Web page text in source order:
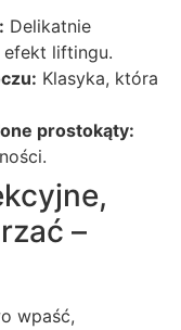
Delikatnie
efekt liftingu.
Klasyka, która
prostokąty:
–
wpaść,